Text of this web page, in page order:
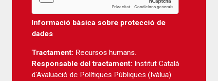
Informació bàsica sobre protecció de
dades
Tractament: Recursos humans.
Responsable del tractament: Institut Català
d'Avaluació de Polítiques Públiques (Ivàlua).